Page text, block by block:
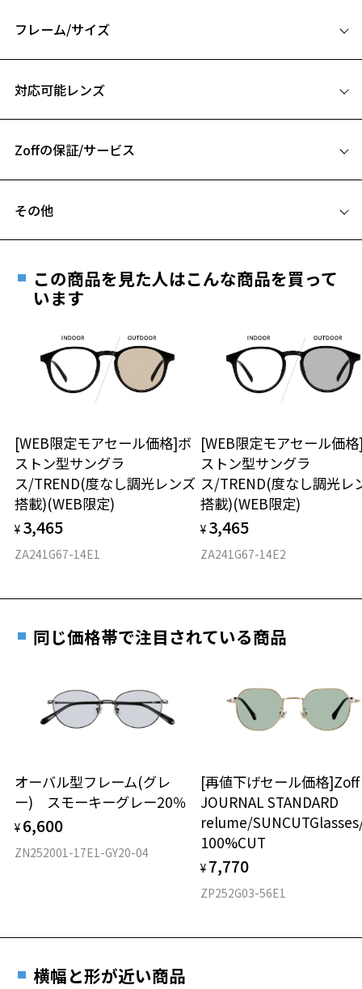
お気に入りに追加済です。
お気に入りリストはこちら
メガネとサングラスをかけかえる必要がない便利な2WAYメガネ。
本体に度付きレンズを入れることで日差しの強い朝から夜まで、この
メガネ1本で過ごせます。
み合わせて、サングラスと伊達メガネの2WAYでご利用いただけます。
ードデザインを採用。
す。
のぎらつきや水辺のレジャー等アウトドアシーンにも最適です。
Zoff NIGHT&DAYページをみる
※フロントアタッチメントは｢カラーレンズ｣になりますので、本体の
レンズは｢透明レンズ｣がおすすめです。
※フロントアタッチメントのレンズを交換することはできません。
※フロントアタッチメントの別売りはございません。
※自動車のフロントガラス等、 熱強化したガラスを通して使用すると
ガラスのひずみの干渉色が見えることがあります。
※液晶画面（パソコン・携帯電話・タブレット・カメラ等の液晶画面
や、車載のカーナビゲーション・計器類の表示）を見ると、液晶画面
が暗く見えたり、レンズの干渉色が見えることがあります。
※本製品を使用中に違和感を感じた場合は使用を中止してください。
※本製品は磁石を使用しています。磁石部分が首から上に直接あたら
※強い衝撃やひねり等はプレートが外れる原因となりますのでご注意
ください。
品名：ファッション用グラス
レンズの材質：プラスチック
レンズカラー：偏光ブルー/ブルー/パープル系
可視光線透過率：21%
紫外線透過率：0.1%以下 (紫外線カット率：99.9%以上)
株式会社インターメスティック
ゾフ・カスタマーサポート
フレーム/サイズ
B ブリッジ(鼻部分)の横幅：16mm
仕上がり寸法
D 仕上がりの横幅：約143mm
E 仕上がりの縦幅：約37mm
※メガネ：デモレンズを外した重さ
タイプ
材質
フロント素材：ステンレス
対応可能レンズ
フレームとレンズの合計料金を知りたい方へ
Zoffの保証/サービス
安心1 フレーム１年間品質保証
日または発送日より１年間修理又は交換させて頂
きます。
※保証期間内に交換が行われた場合、保証期間は初期の期間から
延長されません。
安心2 視力測定無料
視力の変化を早めに発見するために、定期的な視
力測定をおすすめいたします。
安心3 かかり具合調整無料
その他
ご希望のお客さまは、「レンズ交換券」をお選びのうえ、
最寄りのZoff実店舗にてレンズをお買い求めください。
※サングラスやパッケージ品では「レンズ交換券」はお選び
談ください。
オンラインストアでフレームのみ購入して、
実店舗で度付きにできます
ご購入時に「レンズ交換券」をお選びいただくと、実店舗で
度数を測定のうえ、度付きレンズ（標準セットレンズ）へ無
料交換いただけます。
詳しくはこちら
お近くのZoff実店舗にて度数を測定いただけます（無料）。
その際は記入用紙をダウンロードしてお使いください。
この商品を見た人はこんな商品を買って
います
[WEB限定モアセール価格]ボ
ストン型サングラ
ス/TREND(度なし調光レンズ
搭載)(WEB限定)
¥ 3,465
ZA241G67-14E1
[WEB限定モアセール価
ストン型サングラ
ス/TREND(度なし調光レ
搭載)(WEB限定)
¥ 3,465
ZA241G67-14E2
同じ価格帯で注目されている商品
オーバル型フレーム(グレ
ー) スモーキーグレー20％
¥ 6,600
ZN252001-17E1-GY20-04
[再値下げセール価格
JOURNAL STANDARD
relume/
100%CUT
¥ 7,770
ZP252G03-56E1
横幅と形が近い商品